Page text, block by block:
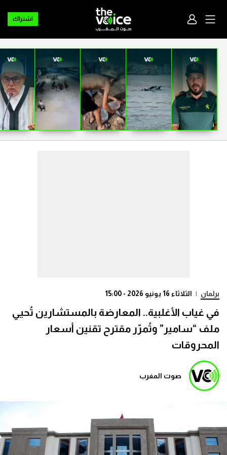
اشتراك
برلمان | الثلاثاء 16 يونيو 2026 - 15:00
في غياب الأغلبية.. المعارضة بالمستشارين تُحيي
ملف “سامير” وتُمرّر مقترح تقنين أسعار
المحروقات
صوت المغرب